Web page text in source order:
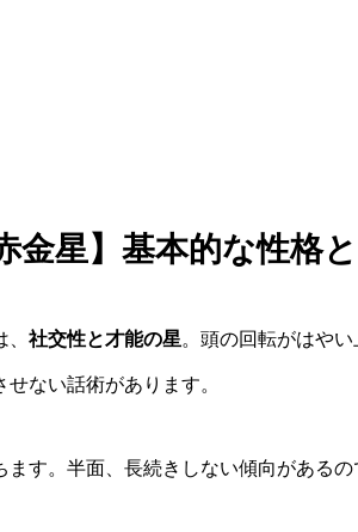
金星】基本的な性格
社交性と才能の星。頭の回転がはや
ない話術があります。
ます。半面、長続きしない傾向がある